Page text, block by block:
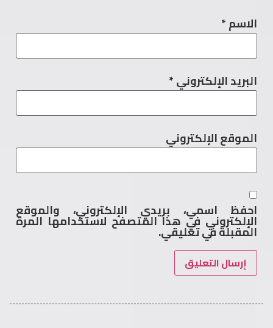
الاسم*
البريد الإلكتروني*
الموقع الإلكتروني
احفظ اسمي، بريدي الإلكتروني، والموقع
الإلكتروني في هذا المتصفح لاستخدامها المرة
المقبلة في تعليقي.